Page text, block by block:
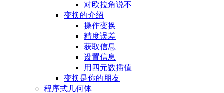
对欧拉角说不
变换的介绍
操作变换
精度误差
获取信息
设置信息
用四元数插值
变换是你的朋友
程序式几何体